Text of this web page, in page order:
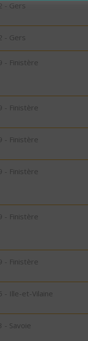
- Gers
- Gers
- Finistère
- Finistère
- Finistère
- Finistère
- Finistère
- Finistère
- Ille-et-Vilaine
- Savoie